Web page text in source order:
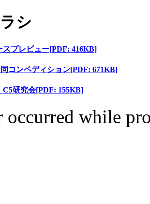
シ
プレビュー[PDF: 416KB]
コンペディション[PDF: 671KB]
研究会[PDF: 155KB]
occurred while